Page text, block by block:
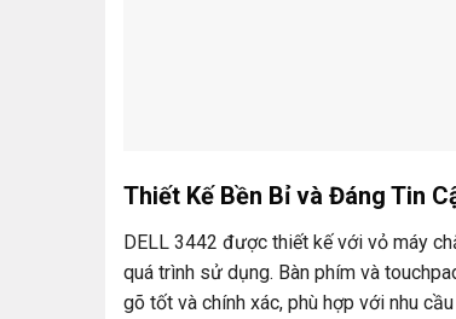
Thiết Kế Bền Bỉ và Đáng Tin
DELL 3442 được thiết kế với vỏ máy
quá trình sử dụng. Bàn phím và
gõ tốt và chính xác, phù hợp với nhu